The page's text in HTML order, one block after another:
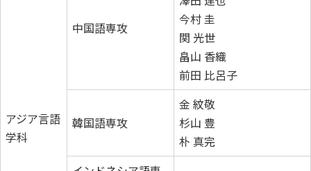
アジア言語
学科
中国語専攻
今村 圭
関 光世
畠山 香織
前田 比呂子
韓国語専攻
金 紋敬
杉山 豊
朴 真完